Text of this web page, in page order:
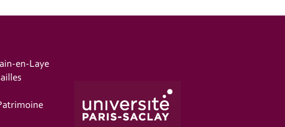
en-Laye